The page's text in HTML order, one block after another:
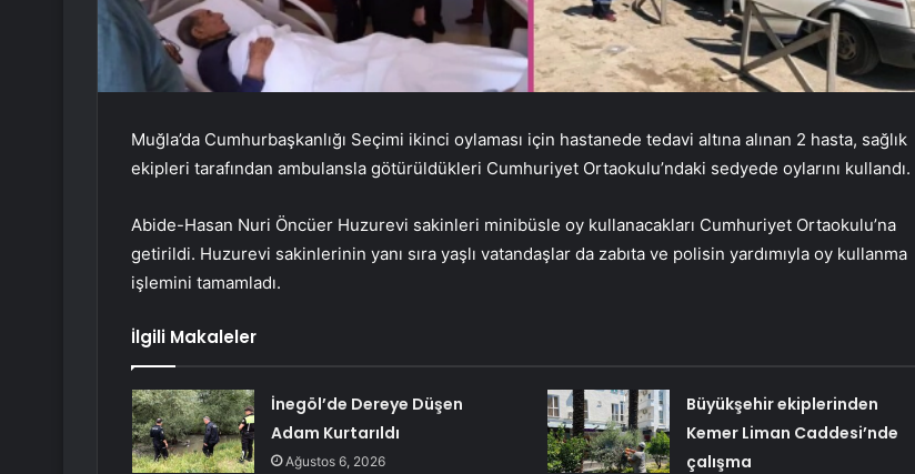
Muğla’da Cumhurbaşkanlığı Seçimi ikinci oylaması için hastanede tedavi altına alınan 2 hasta, sağlık
ekipleri tarafından ambulansla götürüldükleri Cumhuriyet Ortaokulu’ndaki sedyede oylarını kullandı.
Abide-Hasan Nuri Öncüer Huzurevi sakinleri minibüsle oy kullanacakları Cumhuriyet Ortaokulu’na
getirildi. Huzurevi sakinlerinin yanı sıra yaşlı vatandaşlar da zabıta ve polisin yardımıyla oy kullanma
işlemini tamamladı.
İlgili Makaleler
İnegöl’de Dereye Düşen
Adam Kurtarıldı
Ağustos 6, 2026
Büyükşehir ekiplerinden
Kemer Liman Caddesi’nde
çalışma